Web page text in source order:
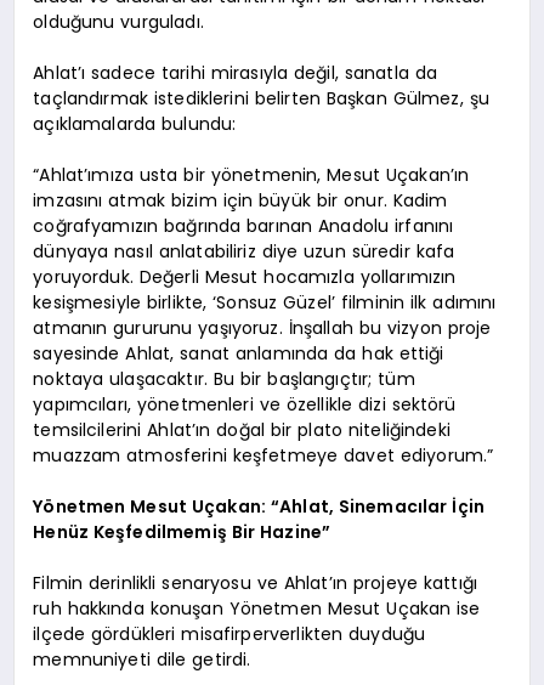
olduğunu vurguladı.
Ahlat’ı sadece tarihi mirasıyla değil, sanatla da
taçlandırmak istediklerini belirten Başkan Gülmez, şu
açıklamalarda bulundu:
“Ahlat’ımıza usta bir yönetmenin, Mesut Uçakan’ın
imzasını atmak bizim için büyük bir onur. Kadim
coğrafyamızın bağrında barınan Anadolu irfanını
dünyaya nasıl anlatabiliriz diye uzun süredir kafa
yoruyorduk. Değerli Mesut hocamızla yollarımızın
kesişmesiyle birlikte, ‘Sonsuz Güzel’ filminin ilk adımını
atmanın gururunu yaşıyoruz. İnşallah bu vizyon proje
sayesinde Ahlat, sanat anlamında da hak ettiği
noktaya ulaşacaktır. Bu bir başlangıçtır; tüm
yapımcıları, yönetmenleri ve özellikle dizi sektörü
temsilcilerini Ahlat’ın doğal bir plato niteliğindeki
muazzam atmosferini keşfetmeye davet ediyorum.”
Yönetmen Mesut Uçakan: “Ahlat, Sinemacılar İçin
Henüz Keşfedilmemiş Bir Hazine”
Filmin derinlikli senaryosu ve Ahlat’ın projeye kattığı
ruh hakkında konuşan Yönetmen Mesut Uçakan ise
ilçede gördükleri misafirperverlikten duyduğu
memnuniyeti dile getirdi.